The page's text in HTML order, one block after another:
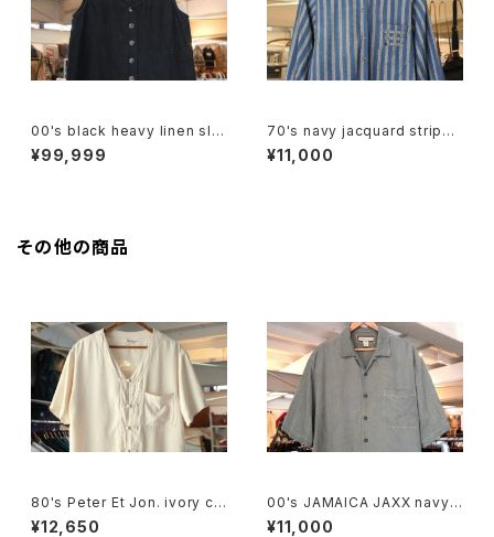
00's black heavy linen sle
eveless Top
¥99,999
70's navy jacquard stripe
balloon sleeve Shirt
¥11,000
その他の商品
80's Peter Et Jon. ivory chi
nese-button silk Shirt
¥12,650
00's JAMAICA JAXX navy-
green jacquard silk Shirt
¥11,000